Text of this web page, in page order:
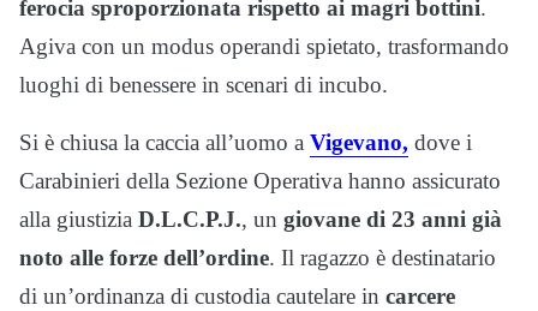
ferocia sproporzionata rispetto ai magri bottini.
Agiva con un modus operandi spietato, trasformando
luoghi di benessere in scenari di incubo.
Si è chiusa la caccia all’uomo a Vigevano, dove i
Carabinieri della Sezione Operativa hanno assicurato
alla giustizia D.L.C.P.J., un giovane di 23 anni già
noto alle forze dell’ordine. Il ragazzo è destinatario
di un’ordinanza di custodia cautelare in carcere